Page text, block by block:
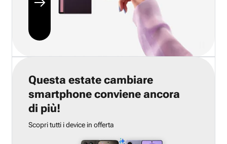
Questa estate cambiare
smartphone conviene ancora
di più!
Scopri tutti i device in offerta